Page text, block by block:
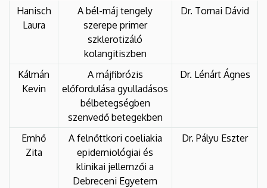
Hanisch
Laura
A bél-máj tengely
szerepe primer
szklerotizáló
kolangitiszben
Dr. Tornai Dávid
Kálmán
Kevin
A májfibrózis
előfordulása gyulladásos
bélbetegségben
szenvedő betegekben
Dr. Lénárt Ágnes
Emhő
Zita
A felnőttkori coeliakia
epidemiológiai és
klinikai jellemzői a
Debreceni Egyetem
Dr. Pályu Eszter